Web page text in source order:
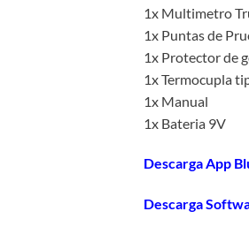
1x Multimetro
1x Puntas de
1x Protector de
1x Termocupla
1x Manual
1x Bateria 9V
Descarga App
Descarga